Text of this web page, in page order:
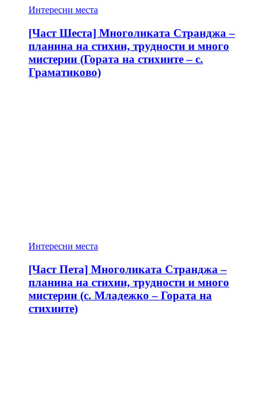
Интересни места
[Част Шеста] Многоликата Странджа –
планина на стихии, трудности и много
мистерии (Гората на стихиите – с.
Граматиково)
Интересни места
[Част Пета] Многоликата Странджа –
планина на стихии, трудности и много
мистерии (с. Младежко – Гората на
стихиите)